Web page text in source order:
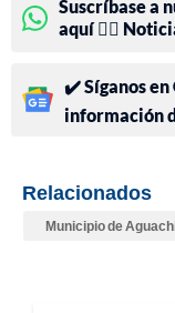
Suscríbase a
aquí 👉🏻
✔️ Síganos en
información
Relacionados
Municipio de